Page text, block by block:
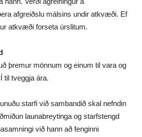
afgreiðslu málsins undir atkvæði. Ef
atkvæði forseta úrslitum.
þremur mönnum og einum til vara og
til tveggja ára.
starfi við sambandið skal nefndin
launabreytinga og starfstengd
við hann að fenginni